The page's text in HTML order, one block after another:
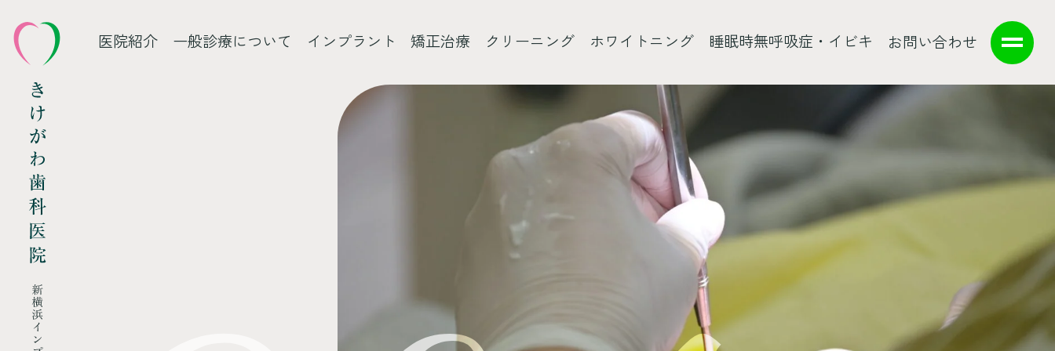
医院紹介 一般診療について インプラント 矯正治療 クリーニング ホワイトニング 睡眠時無呼吸症・イビキ お問い合わせ